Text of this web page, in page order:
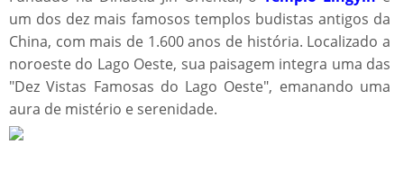
um dos dez mais famosos templos budistas antigos da
China, com mais de 1.600 anos de história. Localizado a
noroeste do Lago Oeste, sua paisagem integra uma das
"Dez Vistas Famosas do Lago Oeste", emanando uma
aura de mistério e serenidade.